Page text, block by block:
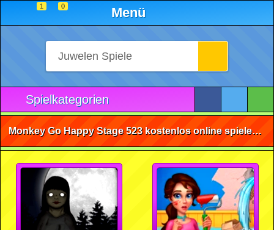
1 0 Menü
Spielkategorien
Monkey Go Happy Stage 523 kostenlos online spielen • ohne Anmeldung 🕹️